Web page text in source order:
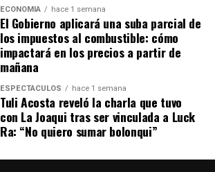
ECONOMÍA hace 1 semana
El Gobierno aplicará una suba parcial de
los impuestos al combustible: cómo
impactará en los precios a partir de
mañana
ESPECTÁCULOS hace 1 semana
Tuli Acosta reveló la charla que tuvo
con La Joaqui tras ser vinculada a Luck
Ra: “No quiero sumar bolonqui”